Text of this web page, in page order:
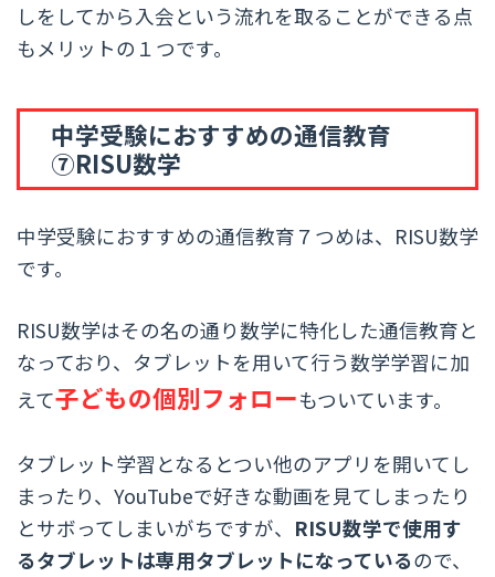
しをしてから入会という流れを取ることができる点
もメリットの１つです。
中学受験におすすめの通信教育
⑦RISU数学
中学受験におすすめの通信教育７つめは、RISU数学
です。
RISU数学はその名の通り数学に特化した通信教育と
なっており、タブレットを用いて行う数学学習に加
えて子どもの個別フォローもついています。
タブレット学習となるとつい他のアプリを開いてし
まったり、YouTubeで好きな動画を見てしまったり
とサボってしまいがちですが、 RISU数学で使用す
るタブレットは専用タブレットになっているので、